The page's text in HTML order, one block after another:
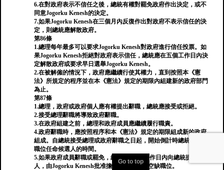
6.在對政府表示不信任之後，總統有權對罷免政府作出決定，或不
同意Jogorku Kenesh的決定。
7.如果Jogorku Kenesh在三個月內反復作出對政府不表示信任的決
定，則總統應解散政府。
第86條
1.總理每年最多可以要求Jogorku Kenesh對政府進行信任投票。如
果Jogorku Kenesh拒絕對政府表示信任，總統應在五個工作日內決
定解散政府或要求早日選舉Jogorku Kenesh。
2.在被解僱的情況下，政府應繼續行使其權力，直到按照本《憲
法》所規定的程序並在本《憲法》規定的期限內組建新的政府部門
為止。
第87條
1.總理，政府或政府個人應有權提出辭職，總統應接受或拒絕。
2.接受總理辭職將導致政府辭職。
3.在政府組建之前，總理和政府成員應繼續履行職責。
4.政府辭職時，應按照程序和本《憲法》規定的期限組成新的政府
組成。自總統接受總理或政府辭職之日起，開始倒計時總統向總理
職位任命候選人的時間。
5.如果政府成員辭職或罷免，總理應在5個工作日內向總統提交候選
人，由Jogorku Kenesh批准擔任政府成員的空缺職位。
Go to top